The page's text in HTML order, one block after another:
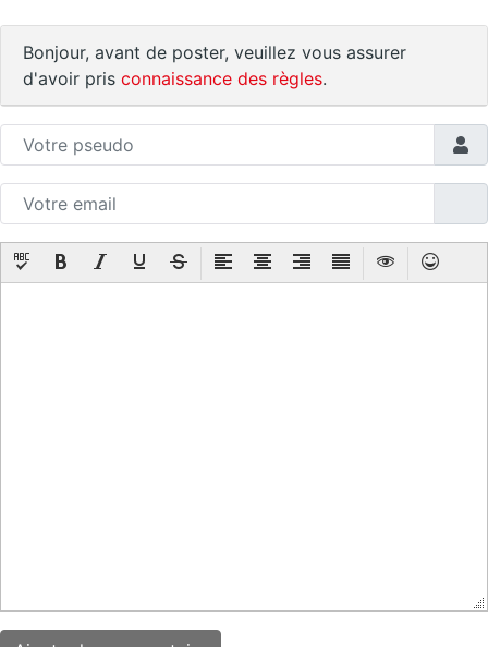
Bonjour, avant de poster, veuillez vous assurer
d'avoir pris connaissance des règles.